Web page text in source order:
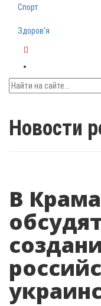
Спорт
Здоров‘я
Новости
В